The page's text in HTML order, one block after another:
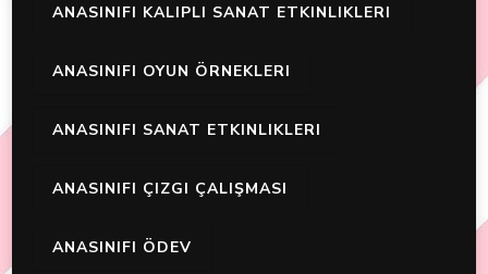
ANASINIFI KALIPLI SANAT ETKINLIKLERI
ANASINIFI OYUN ÖRNEKLERI
ANASINIFI SANAT ETKINLIKLERI
ANASINIFI ÇIZGI ÇALIŞMASI
ANASINIFI ÖDEV